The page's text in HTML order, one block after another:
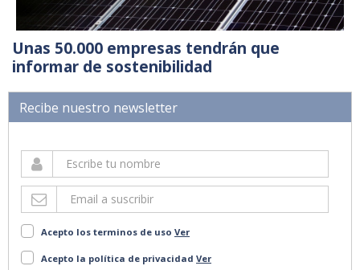
Unas 50.000 empresas tendrán que
informar de sostenibilidad
Recibe nuestro newsletter
Acepto los terminos de uso Ver
Acepto la política de privacidad Ver